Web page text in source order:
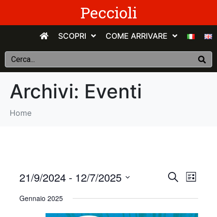
Peccioli
SCOPRI COME ARRIVARE
Archivi: Eventi
Home
E
v
C
r
a
E
e
E
e
21/9/2024 - 12/7/2025
e
Gennaio 2025